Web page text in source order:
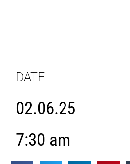
DATE
02.06.25
7:30 am